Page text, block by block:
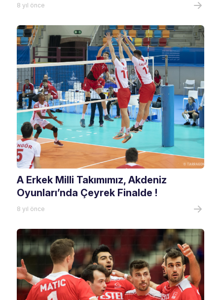
8 yıl önce
A Erkek Milli Takımımız, Akdeniz
Oyunları’nda Çeyrek Finalde !
8 yıl önce